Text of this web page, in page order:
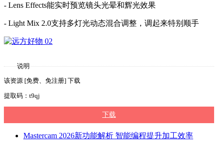
- Lens Effects能实时预览镜头光晕和辉光效果
- Light Mix 2.0支持多灯光动态混合调整，调起来特别顺手
说明
该资源 [免费、免注册] 下载
提取码：t9qj
下载
Mastercam 2026新功能解析 智能编程提升加工效率